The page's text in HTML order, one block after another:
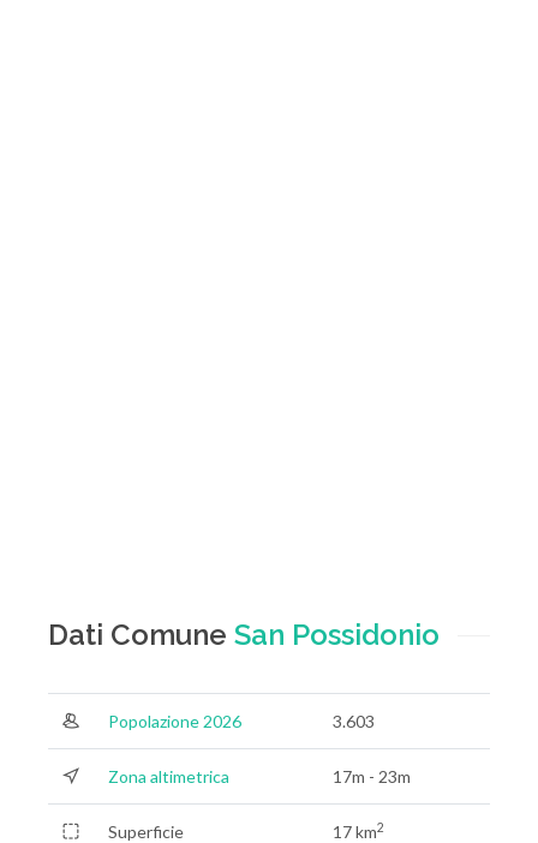
Dati Comune San Possidonio
Popolazione 2026 3.603
Zona altimetrica 17m - 23m
Superficie 17 km2